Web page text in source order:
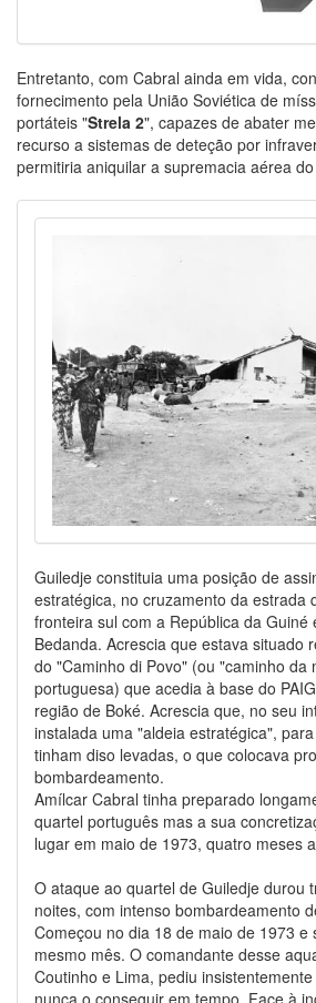
Entretanto, com Cabral ainda em vida,
fornecimento pela União Soviética de
portáteis "Strela 2", capazes de abater
recurso a sistemas de deteção por
permitiria aniquilar a supremacia aérea
Guiledje constituia uma posição de
estratégica, no cruzamento da estrada
fronteira sul com a República da Guiné
Bedanda. Acrescia que estava situado
do "Caminho di Povo" (ou "caminho da
portuguesa) que acedia à base do
região de Boké. Acrescia que, no seu
instalada uma "aldeia estratégica",
tinham diso levadas, o que colocava
bombardeamento.
Amílcar Cabral tinha preparado
quartel português mas a sua
lugar em maio de 1973, quatro meses
O ataque ao quartel de Guiledje durou
noites, com intenso bombardeamento
Começou no dia 18 de maio de 1973 e
mesmo mês. O comandante desse
Coutinho e Lima, pediu